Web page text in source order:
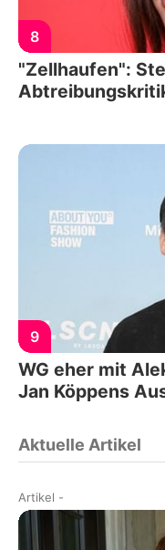
8
"Zellhaufen":
9
WG eher mit
Jan Köppens
Aktuelle Artikel
Artikel -